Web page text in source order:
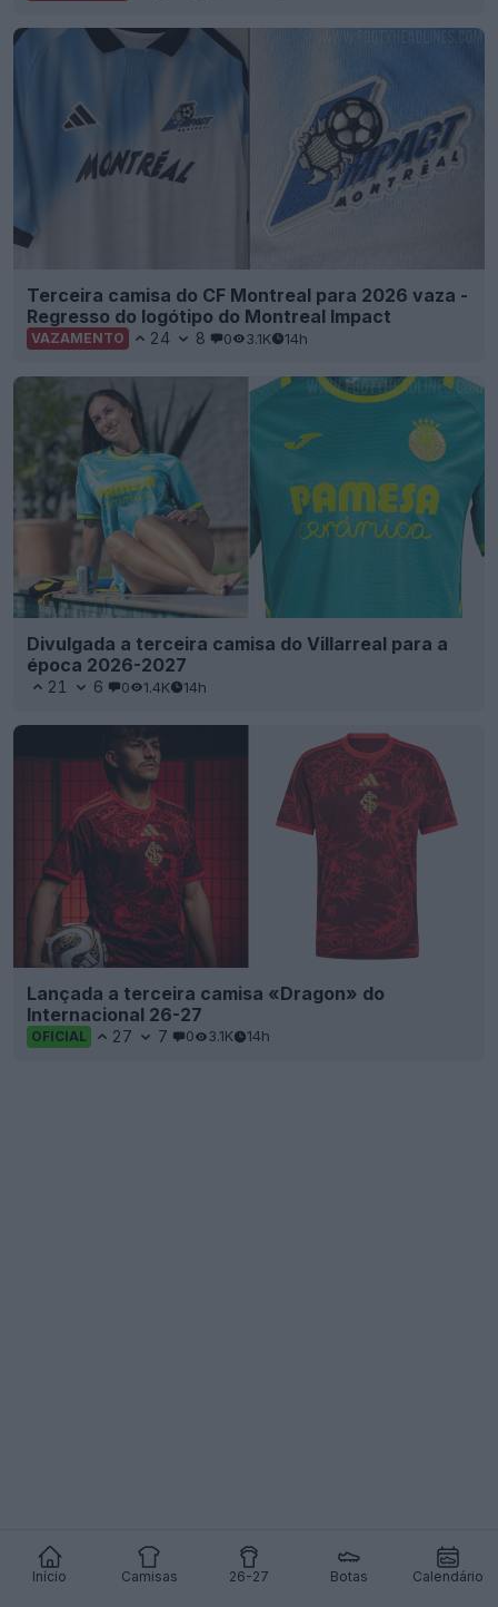
Início Camisas 26-27 Botas Calendário
Terceira camisa do CF Montreal para 2026 vaza -
Regresso do logótipo do Montreal Impact
VAZAMENTO 24 8 0 3.1K 14h
Divulgada a terceira camisa do Villarreal para a
época 2026-2027
21 6 0 1.4K 14h
Lançada a terceira camisa «Dragon» do
Internacional 26-27
OFICIAL 27 7 0 3.1K 14h